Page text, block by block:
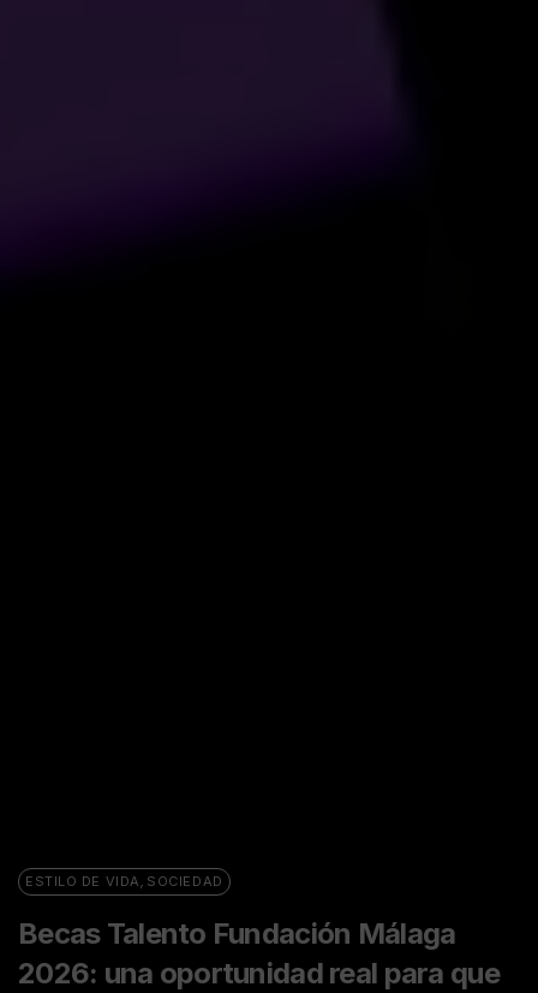
ESTILO DE VIDA SOCIEDAD
Becas Talento Fundación Málaga
2026: una oportunidad real para que